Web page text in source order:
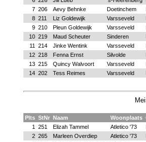
7 206 Aevy Behnke Doetinchem
8 211 Liz Goldewijk Varsseveld
9 210 Pleun Goldewijk Varsseveld
10 219 Maud Scheuter Sinderen
11
214 Jinke Wentink Varsseveld
12 218 Fenna Ernst Silvolde
13 215 Quincy Walvoort Varsseveld
14 202 Tess Reimes Varsseveld
Plts StNr Naam Woonplaats
1
251 Elizah Tammel Atletico '73
2 265 Marleen Overdiep Atletico '73